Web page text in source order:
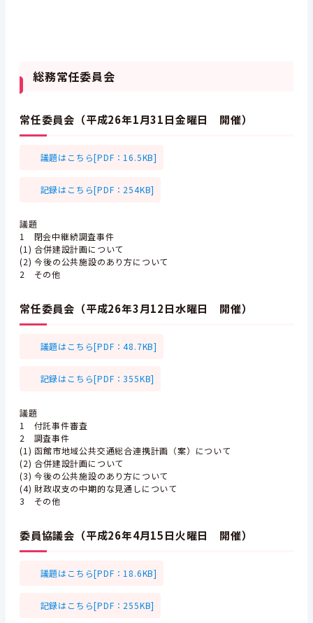
総務常任委員会
常任委員会（平成26年1月31日金曜日 開催）
議題はこちら[PDF：16.5KB]
記録はこちら[PDF：254KB]
議題
1 閉会中継続調査事件
(1) 合併建設計画について
(2) 今後の公共施設のあり方について
2 その他
常任委員会（平成26年3月12日水曜日 開催）
議題はこちら[PDF：48.7KB]
記録はこちら[PDF：355KB]
議題
1 付託事件審査
2 調査事件
(1) 函館市地域公共交通総合連携計画（案）について
(2) 合併建設計画について
(3) 今後の公共施設のあり方について
(4) 財政収支の中期的な見通しについて
3 その他
委員協議会（平成26年4月15日火曜日 開催）
議題はこちら[PDF：18.6KB]
記録はこちら[PDF：255KB]